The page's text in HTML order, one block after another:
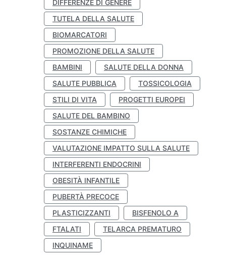
DIFFERENZE DI GENERE
TUTELA DELLA SALUTE
BIOMARCATORI
PROMOZIONE DELLA SALUTE
BAMBINI
SALUTE DELLA DONNA
SALUTE PUBBLICA
TOSSICOLOGIA
STILI DI VITA
PROGETTI EUROPEI
SALUTE DEL BAMBINO
SOSTANZE CHIMICHE
VALUTAZIONE IMPATTO SULLA SALUTE
INTERFERENTI ENDOCRINI
OBESITÀ INFANTILE
PUBERTÀ PRECOCE
PLASTICIZZANTI
BISFENOLO A
FTALATI
TELARCA PREMATURO
INQUINAME